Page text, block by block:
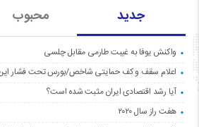
جدید محبوب
واکنش یوفا به غیبت طارمی مقابل چلسی
اعلام سقف و کف حمایتی شاخص/بورس تحت فشار این
آیا رشد اقتصادی ایران مثبت شده است؟
هفت راز سال ۲۰۲۰